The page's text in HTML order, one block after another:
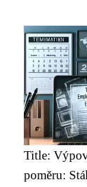
Title:
poměru: